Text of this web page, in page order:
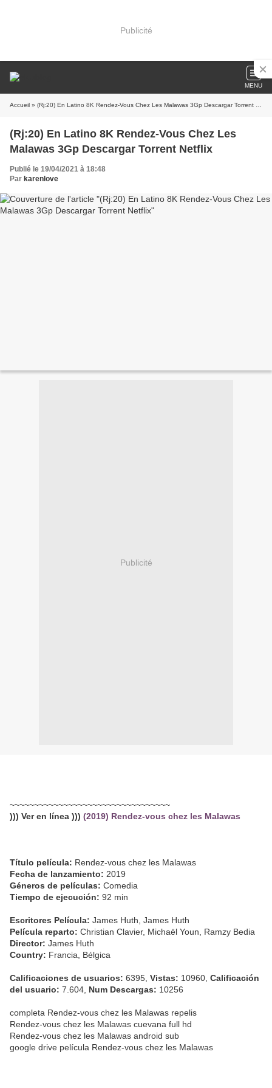
Publicité
MENU
Accueil » (Rj:20) En Latino 8K Rendez-Vous Chez Les Malawas 3Gp Descargar Torrent Netflix
(Rj:20) En Latino 8K Rendez-Vous Chez Les
Malawas 3Gp Descargar Torrent Netflix
Publié le 19/04/2021 à 18:48
Par karenlove
Publicité
~~~~~~~~~~~~~~~~~~~~~~~~~~~~~~~~~
))) Ver en línea ))) (2019) Rendez-vous chez les Malawas
Título película: Rendez-vous chez les Malawas
Fecha de lanzamiento: 2019
Géneros de películas: Comedia
Tiempo de ejecución: 92 min
Escritores Película: James Huth, James Huth
Película reparto: Christian Clavier, Michaël Youn, Ramzy Bedia
Director: James Huth
Country: Francia, Bélgica
Calificaciones de usuarios: 6395, Vistas: 10960, Calificación
del usuario: 7.604, Num Descargas: 10256
completa Rendez-vous chez les Malawas repelis
Rendez-vous chez les Malawas cuevana full hd
Rendez-vous chez les Malawas android sub
google drive película Rendez-vous chez les Malawas